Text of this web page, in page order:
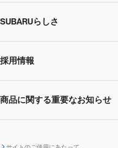
事業所・関係会社
企業・経営
IRライブラリー
株主・投資家サポート
サステナビリティトップ
CEOサステナビリティ
環境
ガバナンス
SUBARUらしさ
SUBARUらしさトップ
SUBARUびと
SUBARUデザイン
採用情報
採用情報トップ
商品に関する重要なお知らせ